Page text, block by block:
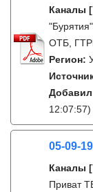
Каналы
ОТБ,
Регион:
Добавил
12:07:57)
05-09-
Каналы
Приват